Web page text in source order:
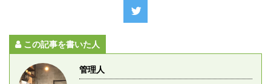
この記事を書いた人
管理人